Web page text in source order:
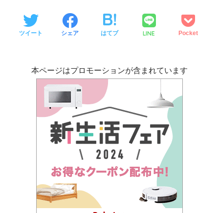
ツイート シェア はてブ LINE Pocket
本ページはプロモーションが含まれています